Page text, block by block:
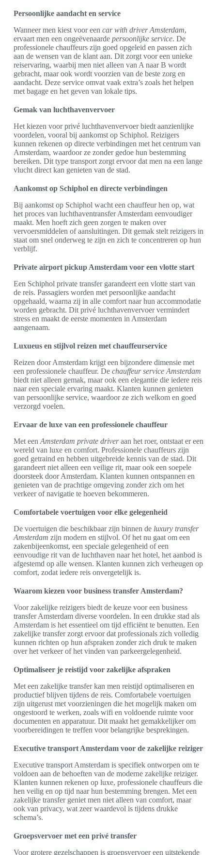
Persoonlijke aandacht en service
Wanneer men kiest voor een car with driver Amsterdam,
ervaart men een ongeëvenaarde persoonlijke service. De
professionele chauffeurs zijn goed opgeleid en passen zich
aan de wensen van de klant aan. Dit zorgt voor een unieke
reiservaring, waarbij men niet alleen van A naar B wordt
gebracht, maar ook wordt voorzien van de beste zorg en
aandacht. Deze service omvat vaak extra’s zoals het helpen
met bagage en het geven van lokale tips.
Gemak van luchthavenvervoer
Het kiezen voor privé luchthavenvervoer biedt aanzienlijke
voordelen, vooral bij aankomst op Schiphol. Reizigers
kunnen rekenen op directe verbindingen met het centrum van
Amsterdam, waardoor ze zonder gedoe hun bestemming
bereiken. Dit type transport zorgt ervoor dat men na een lange
vlucht direct kan genieten van de stad.
Aankomst op Schiphol en directe verbindingen
Bij aankomst op Schiphol wacht een chauffeur hen op, wat
het proces van luchthaventransfer Amsterdam eenvoudiger
maakt. Men hoeft zich geen zorgen te maken over
vervoersmiddelen of aansluitingen. Dit gemak stelt reizigers in
staat om snel onderweg te zijn en zich te concentreren op hun
verblijf.
Private airport pickup Amsterdam voor een vlotte start
Een Schiphol private transfer garandeert een vlotte start van
de reis. Passagiers worden met persoonlijke aandacht
opgehaald, waarna zij in alle comfort naar hun accommodatie
worden gebracht. Dit privé luchthavenvervoer vermindert
stress en maakt de eerste momenten in Amsterdam
aangenaam.
Luxueus en stijlvol reizen met chauffeurservice
Reizen door Amsterdam krijgt een bijzondere dimensie met
een professionele chauffeur. De chauffeur service Amsterdam
biedt niet alleen gemak, maar ook een elegantie die iedere reis
naar een speciale ervaring maakt. Klanten kunnen genieten
van persoonlijke service, waardoor ze zich welkom en goed
verzorgd voelen.
Ervaar de luxe van een professionele chauffeur
Met een Amsterdam private driveraan het roer, ontstaat er een
wereld van luxe en comfort. Professionele chauffeurs zijn
goed getraind en hebben uitgebreide kennis van de stad. Dit
garandeert niet alleen een veilige rit, maar ook een soepele
doorsteek door Amsterdam. Klanten kunnen ontspannen en
genieten van de prachtige omgeving zonder zich om het
verkeer of navigatie te hoeven bekommeren.
Comfortabele voertuigen voor elke gelegenheid
De voertuigen die beschikbaar zijn binnen de luxury transfer
Amsterdam zijn modern en stijlvol. Of het nu gaat om een
zakenbijeenkomst, een speciale gelegenheid of een
eenvoudige rit van de luchthaven naar het hotel, het aanbod is
afgestemd op alle wensen. Klanten kunnen zich verheugen op
comfort, zodat iedere reis onvergetelijk is.
Waarom kiezen voor business transfer Amsterdam?
Voor zakelijke reizigers biedt de keuze voor een business
transfer Amsterdam diverse voordelen. In een drukke stad als
Amsterdam is het essentieel om tijd efficiënt te benutten. Een
zakelijke transfer zorgt ervoor dat professionals zich volledig
kunnen richten op hun afspraken zonder zich druk te maken
over het verkeer of het vinden van parkeergelegenheid.
Optimaliseer je reistijd voor zakelijke afspraken
Met een zakelijke transfer kan men reistijd optimaliseren en
productief blijven tijdens de reis. Comfortabele voertuigen
zijn uitgerust met voorzieningen die het mogelijk maken om
ongestoord te werken, zoals wifi en voldoende ruimte voor
documenten en apparatuur. Dit maakt het gemakkelijker om
voorbereidingen te treffen voor belangrijke besprekingen.
Executive transport Amsterdam voor de zakelijke reiziger
Executive transport Amsterdam is specifiek ontworpen om te
voldoen aan de behoeften van de moderne zakelijke reiziger.
Klanten kunnen rekenen op luxe, professionele chauffeurs die
hen veilig en op tijd naar hun bestemming brengen. Met een
zakelijke transfer geniet men niet alleen van comfort, maar
ook van privacy, wat zeer waardevol is tijdens drukke
schema’s.
Groepsvervoer met een privé transfer
Voor grotere gezelschappen is groepsvervoer een uitstekende